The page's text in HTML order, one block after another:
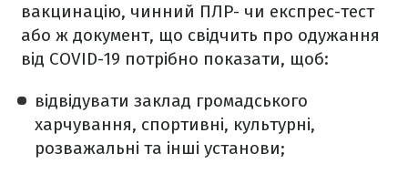
вакцинацію, чинний ПЛР- чи експрес-тест
або ж документ, що свідчить про одужання
від COVID-19 потрібно показати, щоб:
відвідувати заклад громадського
харчування, спортивні, культурні,
розважальні та інші установи;